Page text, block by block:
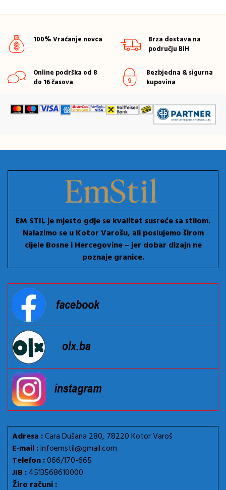
100% Vraćanje novca
Brza dostava na
području BiH
Online podrška od 8
do 16 časova
Bezbjedna & sigurna
kupovina
EM STIL je mjesto gdje se kvalitet susreće sa stilom.
Nalazimo se u Kotor Varošu, ali poslujemo širom
cijele Bosne i Hercegovine – jer dobar dizajn ne
poznaje granice.
Adresa :Cara Dušana 280, 78220 Kotor Varoš
E-mail :infoemstil@gmail.com
Telefon :066/170-665
JIB :4513568610000
Žiro računi :